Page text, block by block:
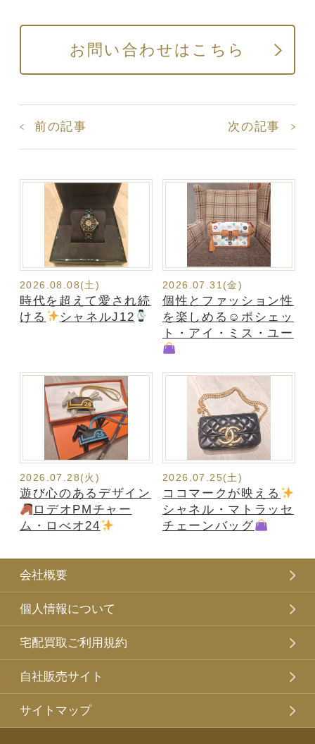
お問い合わせはこちら
前の記事 次の記事
2026.08.08(土)
時代を超えて愛され続
ける
シャネルJ12
2026.07.31(金)
個性とファッション性
を楽しめる☺ポシェッ
ト・アイ・ミス・ユー
2026.07.28(火)
遊び心のあるデザイン
ロデオPMチャー
ム・ロべオ24
2026.07.25(土)
ココマークが映える
シャネル・マトラッセ
チェーンバッグ
会社概要
個人情報について
宅配買取ご利用規約
自社販売サイト
サイトマップ